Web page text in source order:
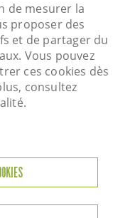
Martin - 95800
34 46 72 00
13h45-17h45
de mesurer la
proposer des
et de partager du
Vous pouvez
ces cookies dès
consultez